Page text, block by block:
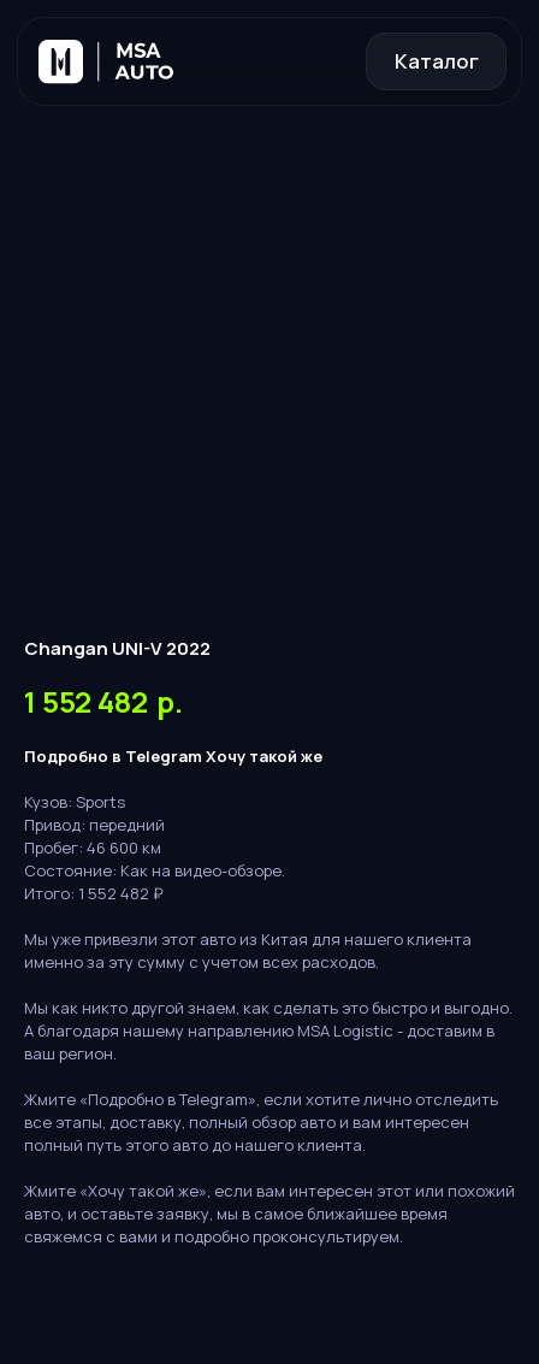
Changan UNI-V 2022
1 552 482 р.
Подробно в Telegram Хочу такой же
Кузов: Sports
Привод: передний
Пробег: 46 600 км
Состояние: Как на видео-обзоре.
Итого: 1 552 482 ₽
Мы уже привезли этот авто из Китая для нашего клиента
именно за эту сумму с учетом всех расходов.
Мы как никто другой знаем, как сделать это быстро и выгодно.
А благодаря нашему направлению MSA Logistic - доставим в
ваш регион.
Жмите «Подробно в Telegram», если хотите лично отследить
все этапы, доставку, полный обзор авто и вам интересен
полный путь этого авто до нашего клиента.
Жмите «Хочу такой же», если вам интересен этот или похожий
авто, и оставьте заявку, мы в самое ближайшее время
свяжемся с вами и подробно проконсультируем.
Бесплатная
консультация
Заполните форму, и наши менеджеры
свяжутся с вами в ближайшее время
Ответим за 15 минут